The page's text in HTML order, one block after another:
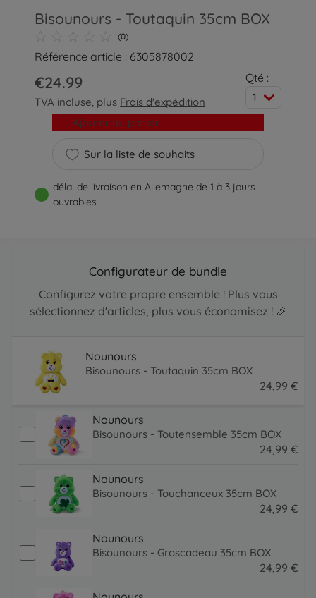
Bisounours - Toutaquin 35cm BOX
(0)
Référence article : 6305878002
€24.99
TVA incluse, plus Frais d'expédition
Qté :
1
Sur la liste de souhaits
Ajouter au panier
délai de livraison en Allemagne de 1 à 3 jours
ouvrables
Configurateur de bundle
Configurez votre propre ensemble ! Plus vous
sélectionnez d'articles, plus vous économisez ! 🎉
Nounours
Bisounours - Toutaquin 35cm BOX
24,99 €
Nounours
Bisounours - Toutensemble 35cm BOX
24,99 €
Nounours
Bisounours - Touchanceux 35cm BOX
24 99 €
Nounours
Bisounours - Groscadeau 35cm BOX
24 99 €